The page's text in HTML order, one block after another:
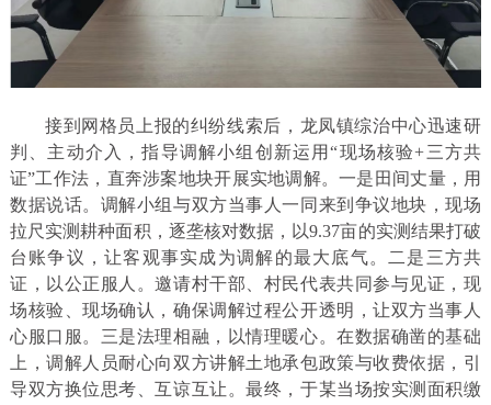
接到网格员上报的纠纷线索后，龙凤镇综治中心迅速研
判、主动介入，指导调解小组创新运用“现场核验+三方共
证”工作法，直奔涉案地块开展实地调解。一是田间丈量，用
数据说话。调解小组与双方当事人一同来到争议地块，现场
拉尺实测耕种面积，逐垄核对数据，以9.37亩的实测结果打破
台账争议，让客观事实成为调解的最大底气。二是三方共
证，以公正服人。邀请村干部、村民代表共同参与见证，现
场核验、现场确认，确保调解过程公开透明，让双方当事人
心服口服。三是法理相融，以情理暖心。在数据确凿的基础
上，调解人员耐心向双方讲解土地承包政策与收费依据，引
导双方换位思考、互谅互让。最终，于某当场按实测面积缴